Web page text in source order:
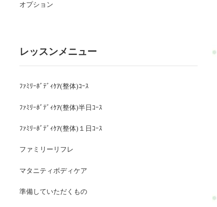
オプション
レッスンメニュー
ﾌｧﾐﾘｰﾎﾞﾃﾞｨｹｱ(整体)ｺｰｽ
ﾌｧﾐﾘｰﾎﾞﾃﾞｨｹｱ(整体)半日ｺｰｽ
ﾌｧﾐﾘｰﾎﾞﾃﾞｨｹｱ(整体)１日ｺｰｽ
ファミリーリフレ
マタニティボディケア
準備していただくもの